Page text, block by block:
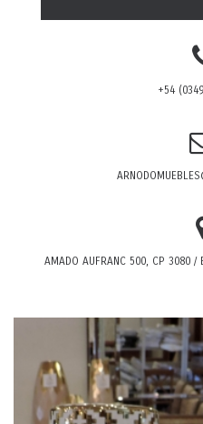
+54
AMADO AUFRANC 500, CP 3080 /